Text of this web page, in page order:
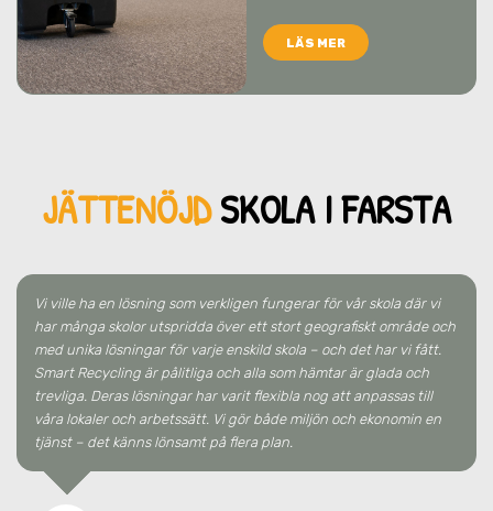
LÄS MER
JÄTTENÖJDSKOLA I FARSTA
Vi ville ha en lösning som verkligen fungerar för vår skola där vi
har många skolor utspridda över ett stort geografiskt område och
med unika lösningar för varje enskild skola – och det har vi fått.
Smart Recycling är pålitliga och alla som hämtar är glada och
trevliga. Deras lösningar har varit flexibla nog att anpassas till
våra lokaler och arbetssätt. Vi gör både miljön och ekonomin en
tjänst – det känns lönsamt på flera plan.